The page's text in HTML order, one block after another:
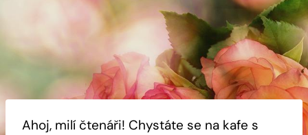
Ahoj, milí čtenáři! Chystáte se na kafe s